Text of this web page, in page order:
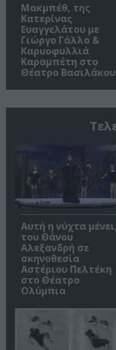
Μακμπέθ, της
Κατερίνας
Ευαγγελάτου με
Γιώργο Γάλλο &
Καρυοφυλλιά
Καραμπέτη στο
Θέατρο Βασιλάκου
Αυτή η νύχτα
του Θάνου
Αλεξανδρή σε
σκηνοθεσία
Αστέριου Πελτέκη
στο Θέατρο
Ολύμπια